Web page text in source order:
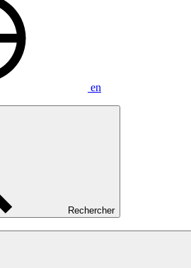
en
Rechercher